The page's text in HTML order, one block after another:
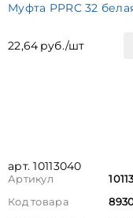
Муфта PPRC 32
22,64 руб./шт
арт. 10113040
Артикул
Код товара